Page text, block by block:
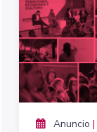
Anuncio|